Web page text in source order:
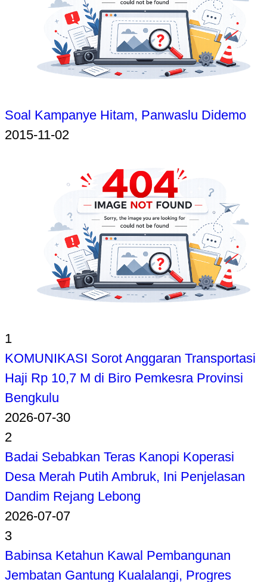
Soal Kampanye Hitam, Panwaslu Didemo
2015-11-02
1
KOMUNIKASI Sorot Anggaran Transportasi
Haji Rp 10,7 M di Biro Pemkesra Provinsi
Bengkulu
2026-07-30
2
Badai Sebabkan Teras Kanopi Koperasi
Desa Merah Putih Ambruk, Ini Penjelasan
Dandim Rejang Lebong
2026-07-07
3
Babinsa Ketahun Kawal Pembangunan
Jembatan Gantung Kualalangi, Progres